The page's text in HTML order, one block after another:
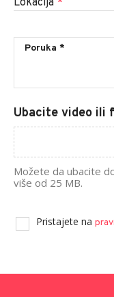
Ubacite video ili
Možete da ubacite
više od 25 MB.
Pristajete na